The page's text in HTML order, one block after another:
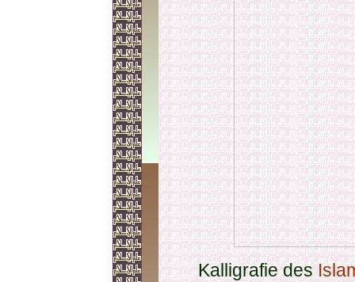
Kalligrafie des